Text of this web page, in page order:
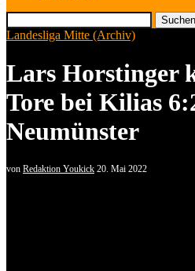
Suchen
Landesliga Mitte (Archiv)
Lars Horstinger
Tore bei Kilias
Neumünster
von Redaktion Youkick 20. Mai 2022